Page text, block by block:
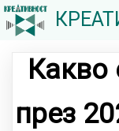
Какво
през